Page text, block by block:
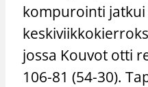
kompurointi jatkui
jossa Kouvot otti
106-81 (54-30).